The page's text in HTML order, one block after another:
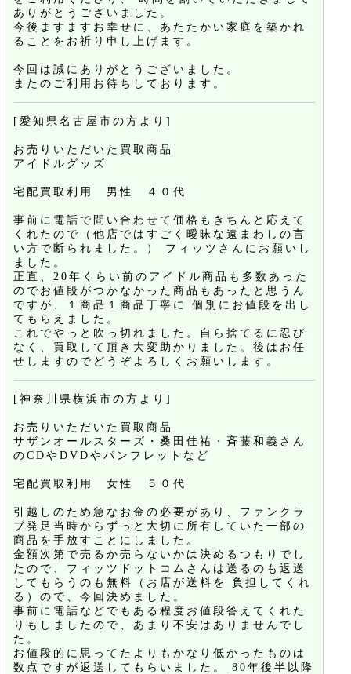
ありがとうございました。
今後ますますお幸せに、あたたかい家庭を築かれ
ることをお祈り申し上げます。
今回は誠にありがとうございました。
またのご利用お待ちしております。
[愛知県名古屋市の方より]
お売りいただいた買取商品
アイドルグッズ
宅配買取利用 男性 ４０代
事前に電話で問い合わせて価格もきちんと応えて
くれたので（他店ではすごく曖昧な遠まわしの言
い方で断られました。） フィッツさんにお願いし
ました。
正直、20年くらい前のアイドル商品も多数あった
のでお値段がつかなかった商品もあったと思うん
ですが、１商品１商品丁寧に 個別にお値段を出し
てもらえました。
これでやっと吹っ切れました。自ら捨てるに忍び
なく、買取して頂き大変助かりました。後はお任
せしますのでどうぞよろしくお願いします。
[神奈川県横浜市の方より]
お売りいただいた買取商品
サザンオールスターズ・桑田佳祐・斉藤和義さん
のCDやDVDやパンフレットなど
宅配買取利用 女性 ５０代
引越しのため急なお金の必要があり、ファンクラ
ブ発足当時からずっと大切に所有していた一部の
商品を手放すことにしました。
金額次第で売るか売らないかは決めるつもりでし
たので、フィッツドットコムさんは送るのも返送
してもらうのも無料（お店が送料を 負担してくれ
る）ので、今回決めました。
事前に電話などでもある程度お値段答えてくれた
りもしましたので、あまり不安はありませんでし
た。
お値段的に思ってたよりもかなり低かったものは
数点ですが返送してもらいました。 80年後半以降